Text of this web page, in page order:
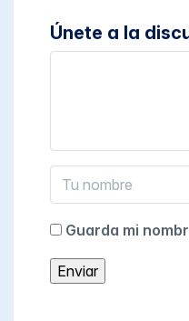
Únete a la
Guarda mi